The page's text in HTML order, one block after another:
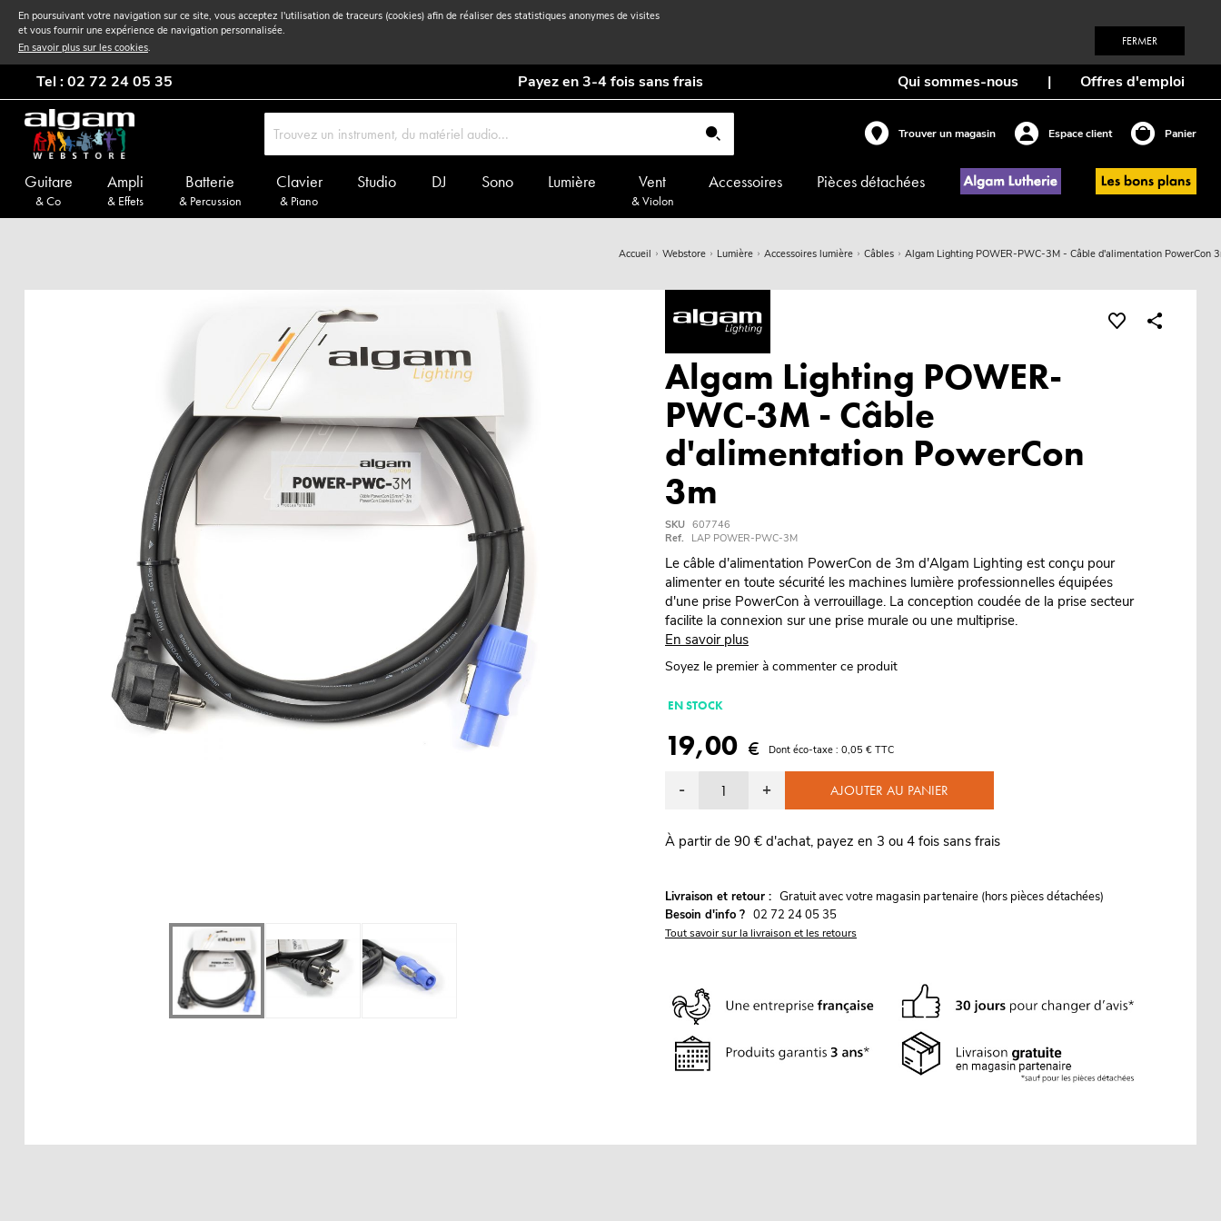
En poursuivant votre navigation sur ce site, vous acceptez l'utilisation de traceurs (cookies) afin de réaliser des statistiques anonymes de visites
et vous fournir une expérience de navigation personnalisée.
En savoir plus sur les cookies. FERMER
Tel : 02 72 24 05 35 Payez en 3-4 fois sans frais Qui sommes-nous | Offres d'emploi
Trouver un magasin Espace client Panier
Guitare
& Co
Ampli
& Effets
Batterie
& Percussion
Clavier
& Piano
Studio DJ Sono Lumière Vent
& Violon
Accessoires Pièces détachées
Accueil Webstore Lumière Accessoires lumière Câbles Algam Lighting POWER-PWC-3M - Câble d'alimentation PowerCon
Algam Lighting POWER-
PWC-3M - Câble
d'alimentation PowerCon
3m
SKU 607746
Ref.
LAP POWER-PWC-3M
Le câble d'alimentation PowerCon de 3m d'Algam Lighting est conçu pour
alimenter en toute sécurité les machines lumière professionnelles équipées
d'une prise PowerCon à verrouillage. La conception coudée de la prise secteur
facilite la connexion sur une prise murale ou une multiprise.
En savoir plus
Soyez le premier à commenter ce produit
EN STOCK
19,00 € Dont éco-taxe : 0,05 € TTC
- + AJOUTER AU PANIER
À partir de 90 € d'achat, payez en 3 ou 4 fois sans frais
Livraison et retour : Gratuit avec votre magasin partenaire (hors pièces détachées)
Besoin d'info ? 02 72 24 05 35
Tout savoir sur la livraison et les retours